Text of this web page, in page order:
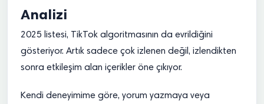
Analizi
2025 listesi, TikTok algoritmasının da evrildiğini
gösteriyor. Artık sadece çok izlenen değil, izlendikten
sonra etkileşim alan içerikler öne çıkıyor.
Kendi deneyimime göre, yorum yazmaya veya